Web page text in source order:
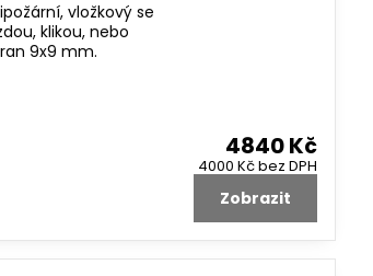
vložkový se
klikou, nebo
9x9 mm.
4840 Kč
4000 Kčbez DPH
Zobrazit